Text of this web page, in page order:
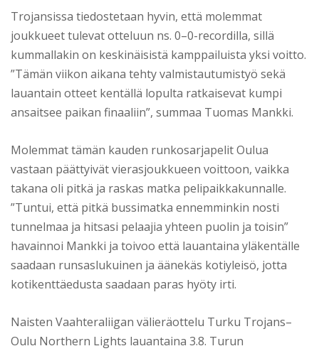
Trojansissa tiedostetaan hyvin, että molemmat
joukkueet tulevat otteluun ns. 0–0-recordilla, sillä
kummallakin on keskinäisistä kamppailuista yksi voitto.
”Tämän viikon aikana tehty valmistautumistyö sekä
lauantain otteet kentällä lopulta ratkaisevat kumpi
ansaitsee paikan finaaliin”, summaa Tuomas Mankki.
Molemmat tämän kauden runkosarjapelit Oulua
vastaan päättyivät vierasjoukkueen voittoon, vaikka
takana oli pitkä ja raskas matka pelipaikkakunnalle.
”Tuntui, että pitkä bussimatka ennemminkin nosti
tunnelmaa ja hitsasi pelaajia yhteen puolin ja toisin”
havainnoi Mankki ja toivoo että lauantaina yläkentälle
saadaan runsaslukuinen ja äänekäs kotiyleisö, jotta
kotikenttäedusta saadaan paras hyöty irti.
Naisten Vaahteraliigan välieräottelu Turku Trojans–
Oulu Northern Lights lauantaina 3.8. Turun